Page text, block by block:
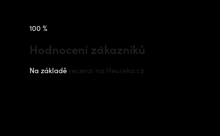
100 %
Hodnocení zákazníků
Na základě recenzí na Heureka.cz